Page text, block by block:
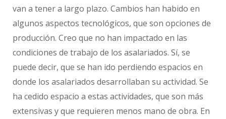
van a tener a largo plazo. Cambios han habido en
algunos aspectos tecnológicos, que son opciones de
producción. Creo que no han impactado en las
condiciones de trabajo de los asalariados. Sí, se
puede decir, que se han ido perdiendo espacios en
donde los asalariados desarrollaban su actividad. Se
ha cedido espacio a estas actividades, que son más
extensivas y que requieren menos mano de obra. En